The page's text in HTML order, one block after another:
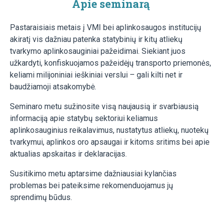
Apie seminarą
Pastaraisiais metais į VMI bei aplinkosaugos institucijų
akiratį vis dažniau patenka statybinių ir kitų atliekų
tvarkymo aplinkosauginiai pažeidimai. Siekiant juos
užkardyti, konfiskuojamos pažeidėjų transporto priemonės,
keliami milijoniniai ieškiniai verslui – gali kilti net ir
baudžiamoji atsakomybė.
Seminaro metu sužinosite visą naujausią ir svarbiausią
informaciją apie statybų sektoriui keliamus
aplinkosauginius reikalavimus, nustatytus atliekų, nuotekų
tvarkymui, aplinkos oro apsaugai ir kitoms sritims bei apie
aktualias apskaitas ir deklaracijas.
Susitikimo metu aptarsime dažniausiai kylančias
problemas bei pateiksime rekomenduojamus jų
sprendimų būdus.